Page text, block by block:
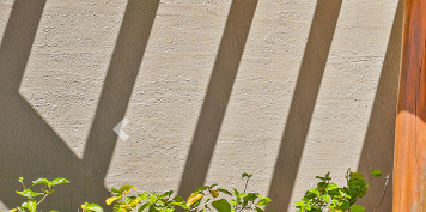
Previous